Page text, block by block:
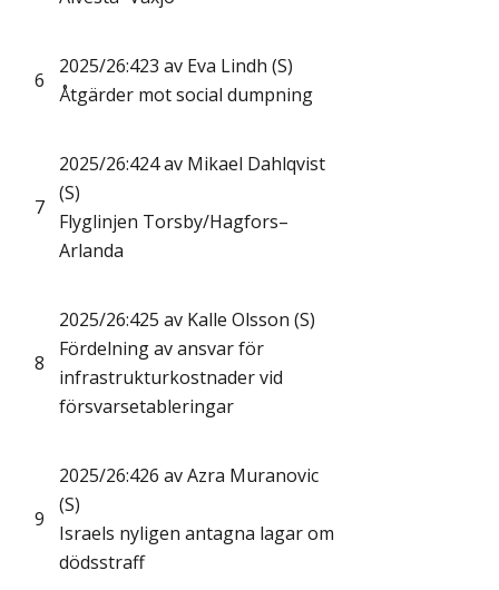
6
2025/26:423 av Eva Lindh (S)
Åtgärder mot social dumpning
7
2025/26:424 av Mikael Dahlqvist
(S)
Flyglinjen Torsby/Hagfors–
Arlanda
8
2025/26:425 av Kalle Olsson (S)
Fördelning av ansvar för
infrastrukturkostnader vid
försvarsetableringar
9
2025/26:426 av Azra Muranovic
(S)
Israels nyligen antagna lagar om
dödsstraff